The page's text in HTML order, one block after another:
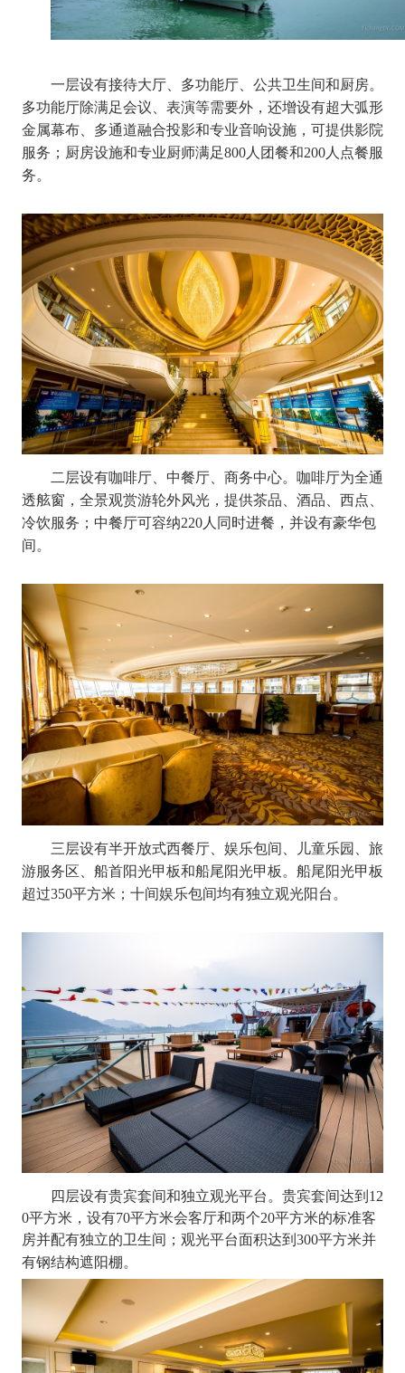
一层设有接待大厅、多功能厅、公共卫生间和厨房。
多功能厅除满足会议、表演等需要外，还增设有超大弧形
金属幕布、多通道融合投影和专业音响设施，可提供影院
服务；厨房设施和专业厨师满足800人团餐和200人点餐服
务。
二层设有咖啡厅、中餐厅、商务中心。咖啡厅为全通
透舷窗，全景观赏游轮外风光，提供茶品、酒品、西点、
冷饮服务；中餐厅可容纳220人同时进餐，并设有豪华包
间。
三层设有半开放式西餐厅、娱乐包间、儿童乐园、旅
游服务区、船首阳光甲板和船尾阳光甲板。船尾阳光甲板
超过350平方米；十间娱乐包间均有独立观光阳台。
四层设有贵宾套间和独立观光平台。贵宾套间达到12
0平方米，设有70平方米会客厅和两个20平方米的标准客
房并配有独立的卫生间；观光平台面积达到300平方米并
有钢结构遮阳棚。